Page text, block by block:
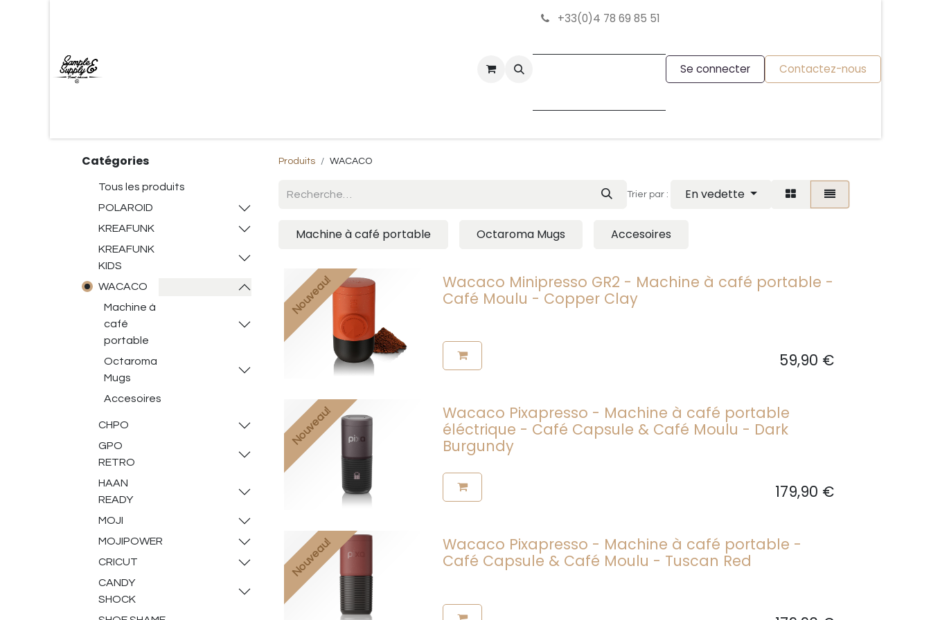
+33(0)4 78 69 85 51
Se connecter Contactez-nous
Catégories
Tous les produits
POLAROID
KREAFUNK
KREAFUNK
KIDS
WACACO
Machine à
café
portable
Octaroma
Mugs
Accesoires
CHPO
GPO
RETRO
HAAN
READY
MOJI
MOJIPOWER
CRICUT
CANDY
SHOCK
Produits WACACO
Trier par : En vedette
Machine à café portable Octaroma Mugs Accesoires
Nouveau!
Wacaco Minipresso GR2 - Machine à café portable -
Café Moulu - Copper Clay
59,90 €
Nouveau!
Wacaco Pixapresso - Machine à café portable
éléctrique - Café Capsule & Café Moulu - Dark
Burgundy
179,90 €
Nouveau!
Wacaco Pixapresso - Machine à café portable -
Café Capsule & Café Moulu - Tuscan Red